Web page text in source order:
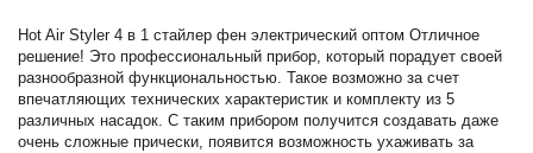
Hot Air Styler 4 в 1 стайлер фен электрический оптом Отличное
решение! Это профессиональный прибор, который порадует своей
разнообразной функциональностью. Такое возможно за счет
впечатляющих технических характеристик и комплекту из 5
различных насадок. С таким прибором получится создавать даже
очень сложные прически, появится возможность ухаживать за